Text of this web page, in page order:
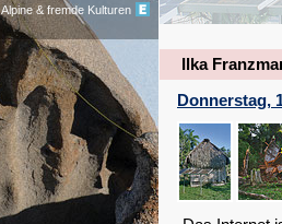
Alpine & fremde Kulturen
Ilka
Donnerstag,